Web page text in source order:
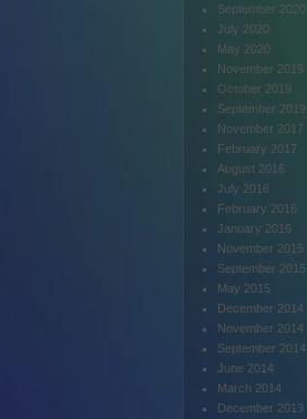
September 2020
July 2020
May 2020
November 2019
October 2019
September 2019
November 2017
February 2017
August 2016
July 2016
February 2016
January 2016
November 2015
September 2015
May 2015
December 2014
November 2014
September 2014
June 2014
March 2014
December 2013